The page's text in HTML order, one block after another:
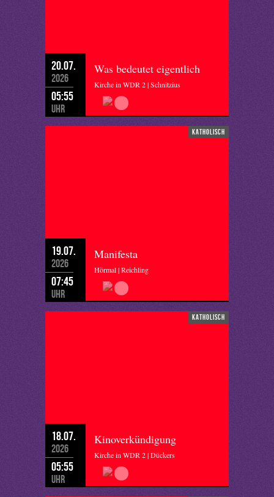
20.07.
2026
05:55
Uhr
Was bedeutet eigentlich
Kirche in WDR 2 | Schnitzius
katholisch
19.07.
2026
07:45
Uhr
Manifesta
Hörmal | Reichling
katholisch
18.07.
2026
05:55
Uhr
Kinoverkündigung
Kirche in WDR 2 | Dückers